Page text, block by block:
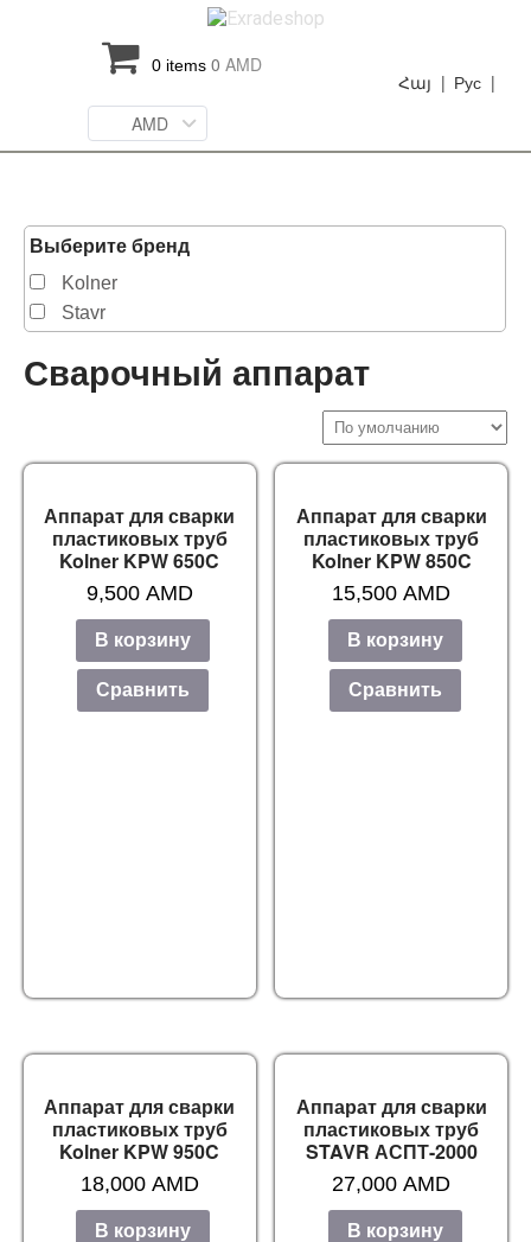
0 items 0 AMD
Рус |
Հայ |
AMD
Выберите бренд
Kolner
Stavr
Сварочный аппарат
Аппарат для сварки
пластиковых труб
Kolner KPW 650C
9,500 AMD
В корзину
Сравнить
Аппарат для сварки
пластиковых труб
Kolner KPW 850C
15,500AMD
В корзину
Сравнить
Аппарат для сварки
пластиковых труб
Kolner KPW 950C
18,000 AMD
В корзину
Аппарат для сварки
пластиковых труб
STAVR АСПТ-2000
27,000AMD
В корзину